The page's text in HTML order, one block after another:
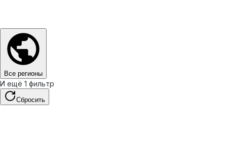
Все регионы
И ещё 1 фильтр
Сбросить